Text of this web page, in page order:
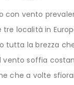
con vento
tre località in
tutta la brezza
vento soffia
che a volte